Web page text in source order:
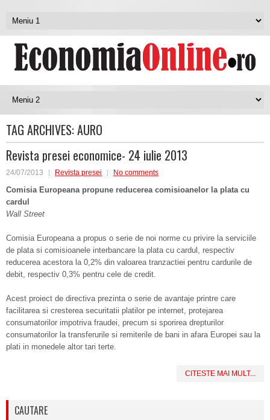
TAG ARCHIVES:AURO
Revista presei economice- 24 iulie 2013
24/07/2013 Revista presei No comments
Comisia Europeana propune reducerea comisioanelor la plata cu
cardul
Wall Street
Comisia Europeana a propus o serie de noi norme cu privire la serviciile
de plata si comisioanele interbancare la plata cu cardul, respectiv
reducerea acestora la 0,2% din valoarea tranzactiei pentru cardurile de
debit, respectiv 0,3% pentru cele de credit.
Acest proiect de directiva prezinta o serie de avantaje printre care
facilitarea si cresterea securitatii platilor pe internet, protejarea
consumatorilor impotriva fraudei, precum si sporirea drepturilor
consumatorilor la transferurile si remiterile de bani in afara Europei sau la
plati in monedele altor tari terte.
CITESTE MAI MULT...
CAUTARE